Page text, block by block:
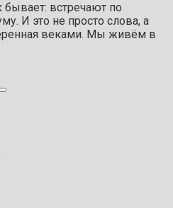
бывает: встречают по
И это не просто слова, а
веками. Мы живём в